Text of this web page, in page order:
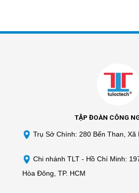
TẬP ĐOÀN CÔNG
Trụ Sở Chính: 280 Bến Than, Xã
Chi nhánh TLT - Hồ Chí Minh:
Hòa Đông, TP. HCM